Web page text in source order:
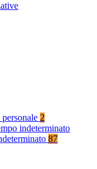
2
indeterminato
87